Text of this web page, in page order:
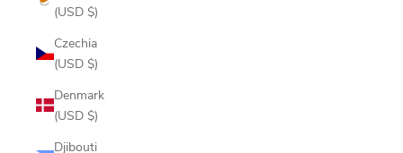
(USD $)
Czechia
(USD $)
Denmark
(USD $)
Djibouti